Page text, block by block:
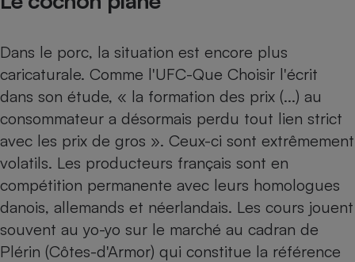
Dans le porc, la situation est encore plus
caricaturale. Comme l'UFC-Que Choisir l'écrit
dans son étude, « la formation des prix (...) au
consommateur a désormais perdu tout lien strict
avec les prix de gros ». Ceux-ci sont extrêmement
volatils. Les producteurs français sont en
compétition permanente avec leurs homologues
danois, allemands et néerlandais. Les cours jouent
souvent au yo-yo sur le marché au cadran de
Plérin (Côtes-d'Armor) qui constitue la référence